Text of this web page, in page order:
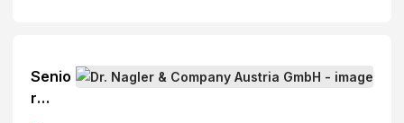
any
Austri
Senio
r